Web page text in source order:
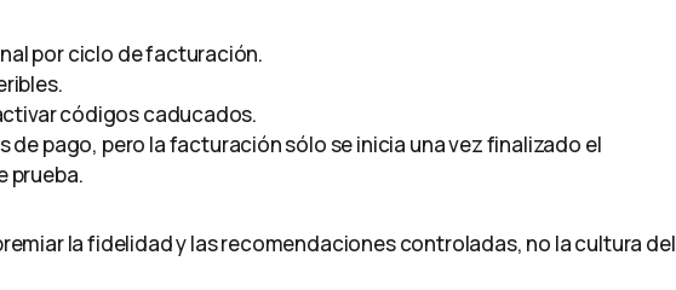
por ciclo de facturación.
códigos caducados.
pago, pero la facturación sólo se inicia una vez finalizado el
prueba.
la fidelidad y las recomendaciones controladas, no la cultura del